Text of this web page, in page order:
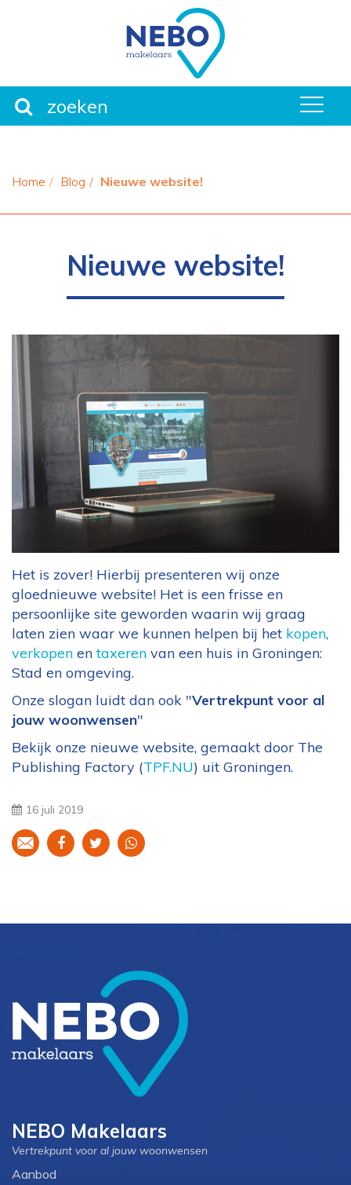
Home Blog Nieuwe website!
Nieuwe website!
Het is zover! Hierbij presenteren wij onze
gloednieuwe website! Het is een frisse en
persoonlijke site geworden waarin wij graag
laten zien waar we kunnen helpen bij het kopen,
verkopen entaxeren van een huis in Groningen:
Stad en omgeving.
Onze slogan luidt dan ook "Vertrekpunt voor al
jouw woonwensen"
Bekijk onze nieuwe website, gemaakt door The
Publishing Factory (TPF.NU) uit Groningen.
16 juli 2019
Deel
via
Deel
via
Deel
via
Deel
via
NEBO Makelaars
Vertrekpunt voor al jouw woonwensen
Aanbod